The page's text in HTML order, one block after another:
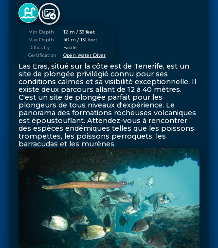
Min Depth
12 m / 39 feet
Max Depth
40 m / 131 feet
Difficulty
Facile
Certification
Open Water Diver
Las Eras, situé sur la côte est de Tenerife, est un
site de plongée privilégié connu pour ses
conditions calmes et sa visibilité exceptionnelle. Il
existe deux parcours allant de 12 à 40 mètres.
C'est un site de plongée parfait pour les
plongeurs de tous niveaux d'expérience. Le
panorama des formations rocheuses volcaniques
est époustouflant. Attendez-vous à rencontrer
des espèces endémiques telles que les poissons
trompettes, les poissons perroquets, les
barracudas et les murènes.